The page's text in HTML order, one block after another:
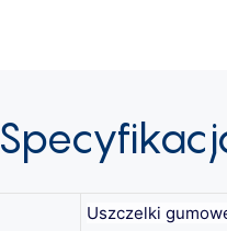
Uszczelki